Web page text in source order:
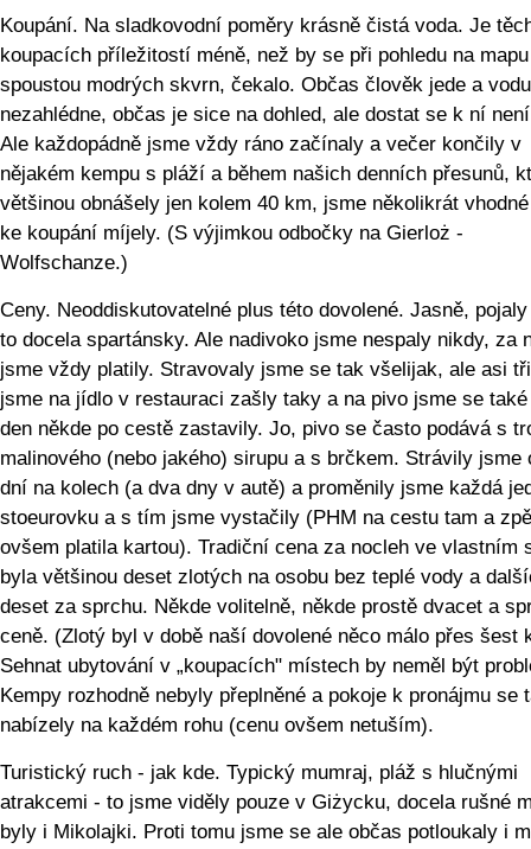
Koupání. Na sladkovodní poměry krásně čistá voda. Je
koupacích příležitostí méně, než by se při pohledu na
spoustou modrých skvrn, čekalo. Občas člověk jede a
nezahlédne, občas je sice na dohled, ale dostat se k ní
Ale každopádně jsme vždy ráno začínaly a večer končily v
nějakém kempu s pláží a během našich denních přesunů,
většinou obnášely jen kolem 40 km, jsme několikrát
ke koupání míjely. (S výjimkou odbočky na Gierloż -
Wolfschanze.)
Ceny. Neoddiskutovatelné plus této dovolené. Jasně,
to docela spartánsky. Ale nadivoko jsme nespaly nikdy, za
jsme vždy platily. Stravovaly jsme se tak všelijak, ale asi
jsme na jídlo v restauraci zašly taky a na pivo jsme se
den někde po cestě zastavily. Jo, pivo se často podává s
malinového (nebo jakého) sirupu a s brčkem. Strávily jsme
dní na kolech (a dva dny v autě) a proměnily jsme každá
stoeurovku a s tím jsme vystačily (PHM na cestu tam a
ovšem platila kartou). Tradiční cena za nocleh ve vlastním
byla většinou deset zlotých na osobu bez teplé vody a
deset za sprchu. Někde volitelně, někde prostě dvacet a
ceně. (Zlotý byl v době naší dovolené něco málo přes šest
Sehnat ubytování v „koupacích" místech by neměl být
Kempy rozhodně nebyly přeplněné a pokoje k pronájmu se
nabízely na každém rohu (cenu ovšem netuším).
Turistický ruch - jak kde. Typický mumraj, pláž s hlučnými
atrakcemi - to jsme viděly pouze v Giżycku, docela rušné
byly i Mikolajki. Proti tomu jsme se ale občas potloukaly i